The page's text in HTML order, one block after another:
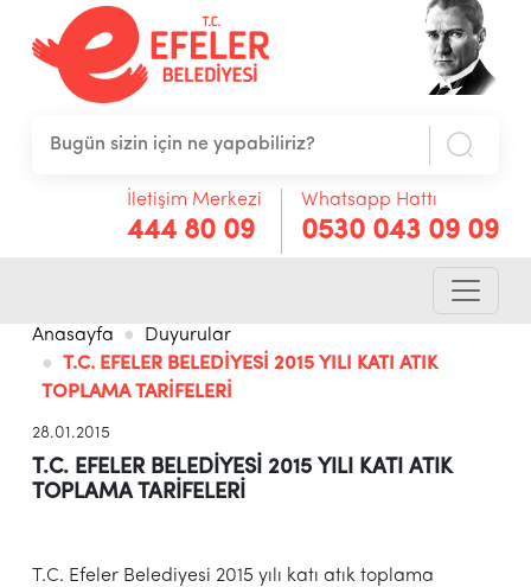
İletişim Merkezi
444 80 09
Whatsapp Hattı
0530 043 09 09
Anasayfa
Duyurular
T.C. EFELER BELEDİYESİ 2015 YILI KATI ATIK
TOPLAMA TARİFELERİ
28.01.2015
T.C. EFELER BELEDİYESİ 2015 YILI KATI ATIK
TOPLAMA TARİFELERİ
T.C. Efeler Belediyesi 2015 yılı katı atık toplama